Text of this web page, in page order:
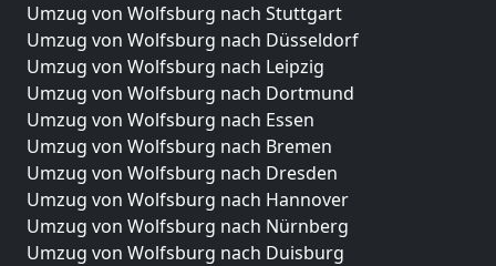
Umzug von Wolfsburg nach Stuttgart
Umzug von Wolfsburg nach Düsseldorf
Umzug von Wolfsburg nach Leipzig
Umzug von Wolfsburg nach Dortmund
Umzug von Wolfsburg nach Essen
Umzug von Wolfsburg nach Bremen
Umzug von Wolfsburg nach Dresden
Umzug von Wolfsburg nach Hannover
Umzug von Wolfsburg nach Nürnberg
Umzug von Wolfsburg nach Duisburg